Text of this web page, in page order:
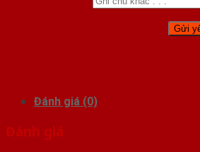
Đánh giá (0)
Đánh giá